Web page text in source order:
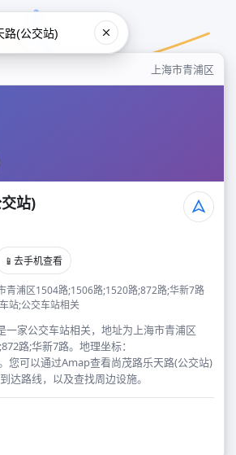
上海市青浦区
站)
📱 去手机查看
青浦区1504路;1506路;1520路;872路;华新7路
站;公交车站相关
一家公交车站相关，地址为上海市青浦区
路;华新7路。地理坐标：
您可以通过Amap查看尚茂路乐天路(公交站)
达路线，以及查找周边设施。